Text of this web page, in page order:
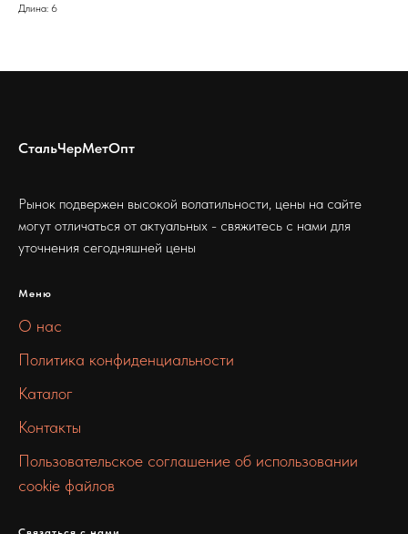
Длина: 6
СтальЧерМетОпт
Рынок подвержен высокой волатильности, цены на сайте
могут отличаться от актуальных - свяжитесь с нами для
уточнения сегодняшней цены
Меню
О нас
Политика конфиденциальности
Каталог
Контакты
Пользовательское соглашение об использовании
cookie файлов